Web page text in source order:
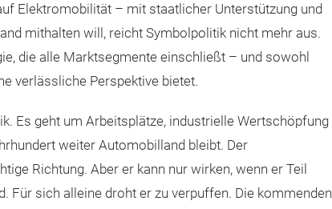
Elektromobilität – mit staatlicher Unterstützung und
mithalten will, reicht Symbolpolitik nicht mehr aus.
die alle Marktsegmente einschließt – und sowohl
verlässliche Perspektive bietet.
Es geht um Arbeitsplätze, industrielle Wertschöpfung
weiter Automobilland bleibt. Der
Richtung. Aber er kann nur wirken, wenn er Teil
Für sich alleine droht er zu verpuffen. Die kommenden